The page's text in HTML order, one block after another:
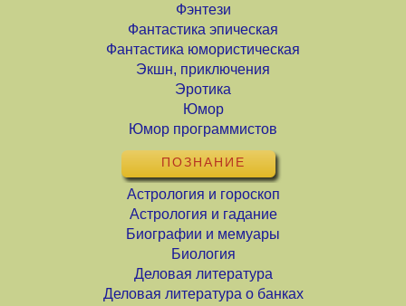
Фэнтези
Фантастика эпическая
Фантастика юмористическая
Экшн, приключения
Эротика
Юмор
Юмор программистов
ПОЗНАНИЕ
Астрология и гороскоп
Астрология и гадание
Биографии и мемуары
Биология
Деловая литература
Деловая литература о банках